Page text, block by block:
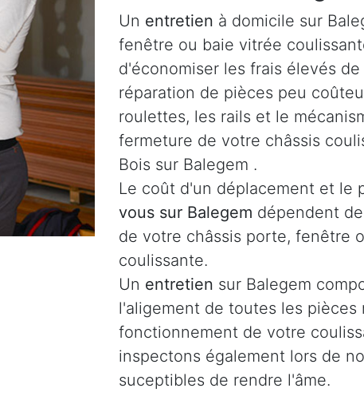
Un entretien à domicile sur
fenêtre ou baie vitrée
d'économiser les frais élevés
réparation de pièces peu
roulettes, les rails et le
fermeture de votre châssis
Bois sur Balegem .
Le coût d'un déplacement et le
vous sur Balegem dépendent
de votre châssis porte, fenêtre
coulissante.
Un entretien sur Balegem
l'aligement de toutes les pièces
fonctionnement de votre
inspectons également lors de
suceptibles de rendre l'âme.